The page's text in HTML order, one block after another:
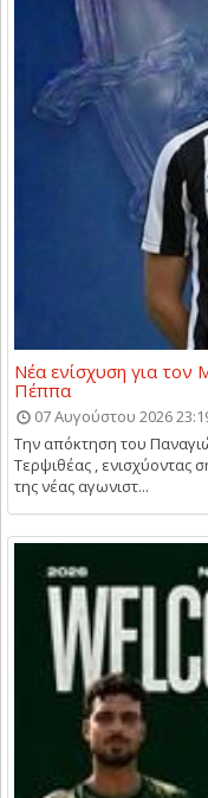
Νέα ενίσχυση για τον
Πέππα
07 Αυγούστου 2026
Την απόκτηση του
Τερψιθέας , ενισχύοντας
της νέας αγωνιστ...